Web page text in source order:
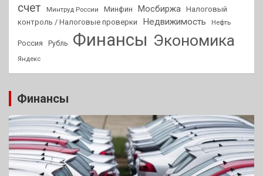
счет
Минтруд России Минфин Мосбиржа
Налоговый
контроль / Налоговые проверки
Недвижимость Нефть
Россия Рубль Финансы Экономика
Яндекс
Финансы